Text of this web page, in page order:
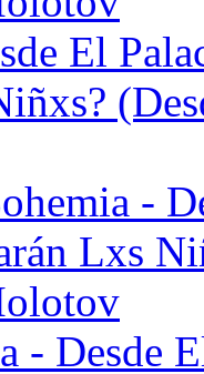
El
-
Lxs
- Desde